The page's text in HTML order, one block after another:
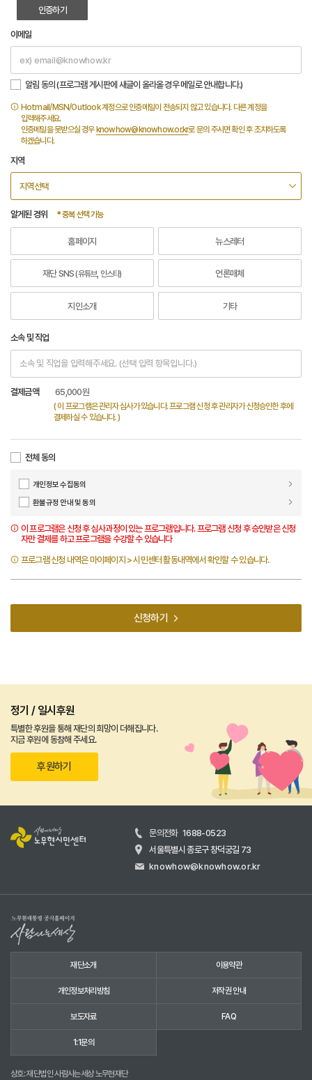
인증하기
이메일
알림 동의 (프로그램 게시판에 새글이 올라올 경우 메일로 안내합니다.)
Hotmail/MSN/Outlook 계정으로 인증메일이 전송되지 않고 있습니다. 다른 계정을
입력해주세요.
인증메일을 못받으실 경우 knowhow@knowhow.or.kr로 문의 주시면 확인 후 조치하도록
하겠습니다.
지역
알게된 경위 * 중복 선택 가능
홈페이지 뉴스레터
재단 SNS(유튜브, 인스타) 언론매체
지인소개 기타
소속 및 직업
결제금액 65,000원
( 이 프로그램은 관리자 심사가 있습니다. 프로그램 신청 후 관리자가 신청승인한 후에
결제하실 수 있습니다. )
전체 동의
개인정보 수집동의
환불규정 안내 및 동의
이 프로그램은 신청 후 심사과정이 있는 프로그램입니다. 프로그램 신청 후 승인받은 신청
자만 결제를 하고 프로그램을 수강할 수 있습니다
프로그램 신청 내역은 마이페이지 > 시민센터 활동내역에서 확인할 수 있습니다.
신청하기
정기 / 일시후원
특별한 후원을 통해 재단의 희망이 더해집니다.
지금 후원에 동참해 주세요.
후원하기
문의전화 1688-0523
서울특별시 종로구 창덕궁길 73
knowhow@knowhow.or.kr
재단소개 이용약관
개인정보처리방침 저작권 안내
보도자료 FAQ
1:1문의
상호: 재단법인 사람사는세상 노무현재단